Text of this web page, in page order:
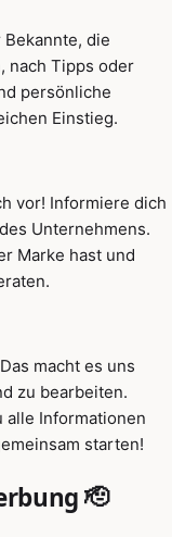
die
nach Tipps oder
persönliche
Einstieg.
vor! Informiere dich
Unternehmens.
Marke hast und
macht es uns
zu bearbeiten.
alle Informationen
starten!
🫡